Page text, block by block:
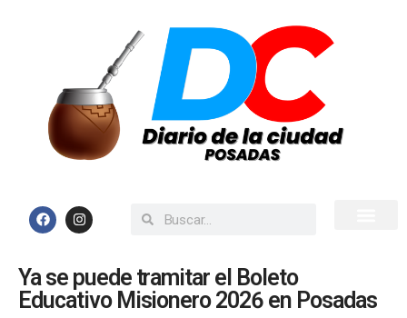
Ya se puede tramitar el Boleto
Educativo Misionero 2026 en Posadas